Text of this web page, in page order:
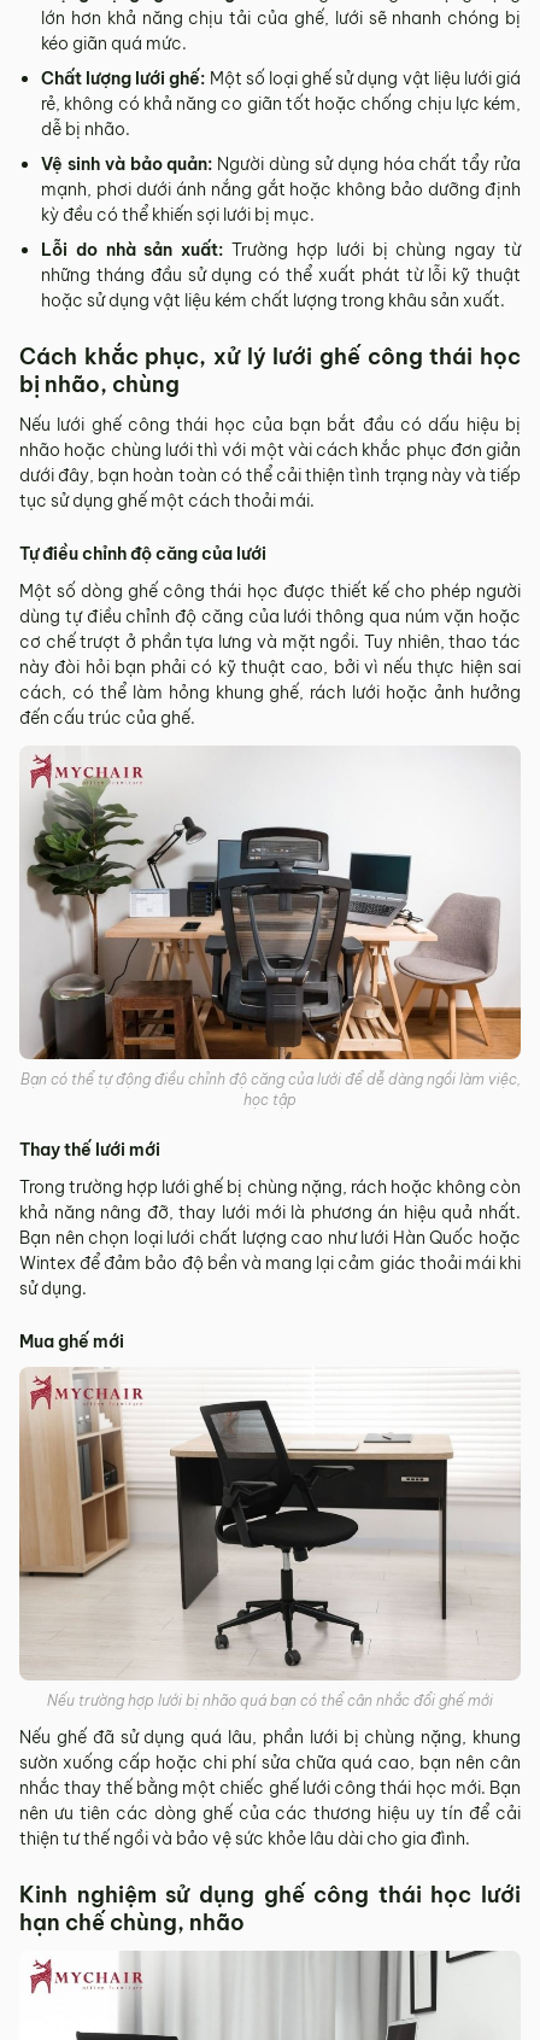
lớn hơn khả năng chịu tải của ghế, lưới sẽ nhanh chóng bị
kéo giãn quá mức.
Chất lượng lưới ghế: Một số loại ghế sử dụng vật liệu lưới giá
rẻ, không có khả năng co giãn tốt hoặc chống chịu lực kém,
dễ bị nhão.
Vệ sinh và bảo quản: Người dùng sử dụng hóa chất tẩy rửa
mạnh, phơi dưới ánh nắng gắt hoặc không bảo dưỡng định
kỳ đều có thể khiến sợi lưới bị mục.
Lỗi do nhà sản xuất: Trường hợp lưới bị chùng ngay từ
những tháng đầu sử dụng có thể xuất phát từ lỗi kỹ thuật
hoặc sử dụng vật liệu kém chất lượng trong khâu sản xuất.
Cách khắc phục, xử lý lưới ghế công thái học
bị nhão, chùng
Nếu lưới ghế công thái học của bạn bắt đầu có dấu hiệu bị
nhão hoặc chùng lưới thì với một vài cách khắc phục đơn giản
dưới đây, bạn hoàn toàn có thể cải thiện tình trạng này và tiếp
tục sử dụng ghế một cách thoải mái.
Tự điều chỉnh độ căng của lưới
Một số dòng ghế công thái học được thiết kế cho phép người
dùng tự điều chỉnh độ căng của lưới thông qua núm vặn hoặc
cơ chế trượt ở phần tựa lưng và mặt ngồi. Tuy nhiên, thao tác
này đòi hỏi bạn phải có kỹ thuật cao, bởi vì nếu thực hiện sai
cách, có thể làm hỏng khung ghế, rách lưới hoặc ảnh hưởng
đến cấu trúc của ghế.
Bạn có thể tự động điều chỉnh độ căng của lưới để dễ dàng ngồi làm việc,
học tập
Thay thế lưới mới
Trong trường hợp lưới ghế bị chùng nặng, rách hoặc không còn
khả năng nâng đỡ, thay lưới mới là phương án hiệu quả nhất.
Bạn nên chọn loại lưới chất lượng cao như lưới Hàn Quốc hoặc
Wintex để đảm bảo độ bền và mang lại cảm giác thoải mái khi
sử dụng.
Mua ghế mới
Nếu trường hợp lưới bị nhão quá bạn có thể cân nhắc đổi ghế mới
Nếu ghế đã sử dụng quá lâu, phần lưới bị chùng nặng, khung
sườn xuống cấp hoặc chi phí sửa chữa quá cao, bạn nên cân
nhắc thay thế bằng một chiếc ghế lưới công thái học mới. Bạn
nên ưu tiên các dòng ghế của các thương hiệu uy tín để cải
thiện tư thế ngồi và bảo vệ sức khỏe lâu dài cho gia đình.
Kinh nghiệm sử dụng ghế công thái học lưới
hạn chế chùng, nhão